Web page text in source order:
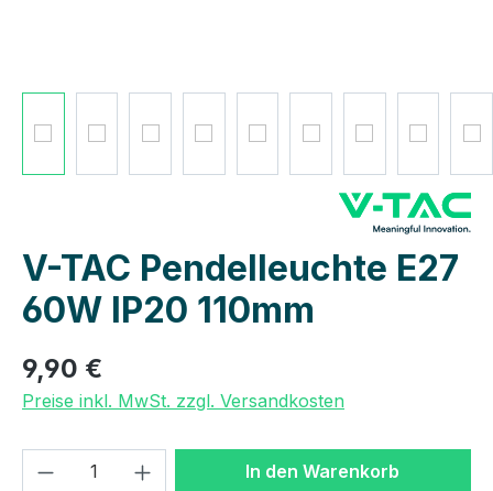
V-TAC Pendelleuchte E27
60W IP20 110mm
9,90 €
Preise inkl. MwSt. zzgl. Versandkosten
Produkt Anzahl: Gib denIn den Warenkorb